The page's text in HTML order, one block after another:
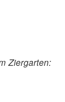
Ziergarten: